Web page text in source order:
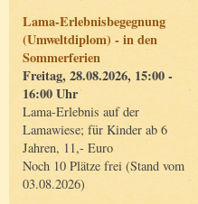
Lama-Erlebnisbegegnung
(Umweltdiplom) - in den
Sommerferien
Freitag, 28.08.2026, 15:00 -
16:00 Uhr
Lama-Erlebnis auf der
Lamawiese; für Kinder ab 6
Jahren, 11,- Euro
Noch 10 Plätze frei (Stand vom
03.08.2026)